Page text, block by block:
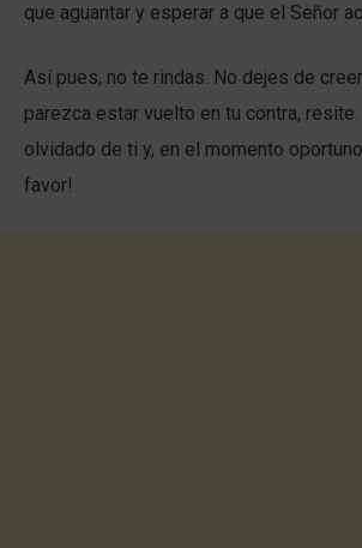
que aguantar y esperar a que el Señor
Así pues, no te rindas. No dejes de
parezca estar vuelto en tu contra,
olvidado de ti y, en el momento
favor!